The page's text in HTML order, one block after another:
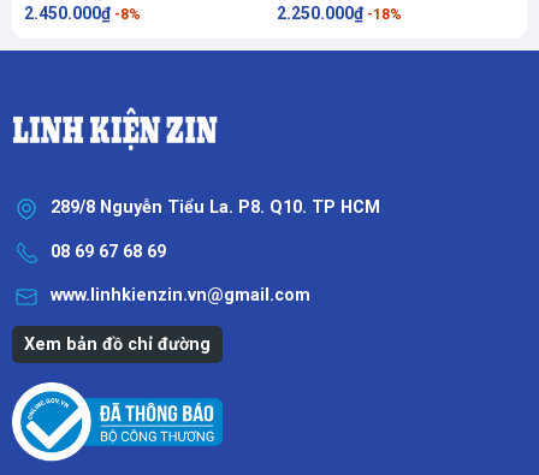
2.450.000₫ -8% 2.250.000₫ -18%
289/8 Nguyễn Tiểu La. P8. Q10. TP HCM
08 69 67 68 69
www.linhkienzin.vn@gmail.com
Xem bản đồ chỉ đường